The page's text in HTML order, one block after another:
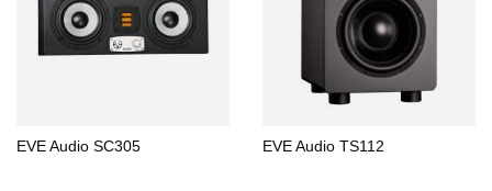
EVE Audio SC305 EVE Audio TS112